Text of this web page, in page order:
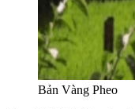
Bản Vàng Pheo